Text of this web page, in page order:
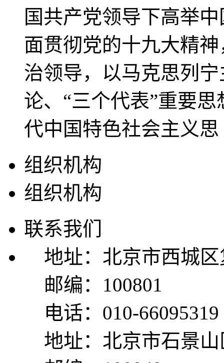
国共产党领导下高举
面贯彻党的十九大精
治领导，以马克思列
论、“三个代表”重要
代中国特色社会主义思
组织机构
组织机构
联系我们
地址：北京市西城
邮编：100801
电话：010-66095319
地址：北京市石景